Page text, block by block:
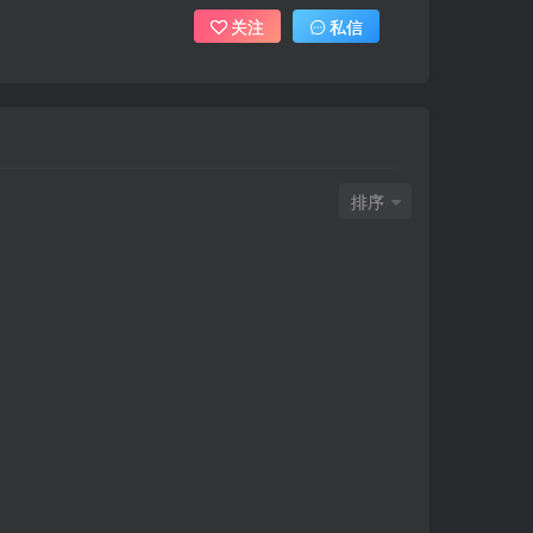
关注 私信
排序